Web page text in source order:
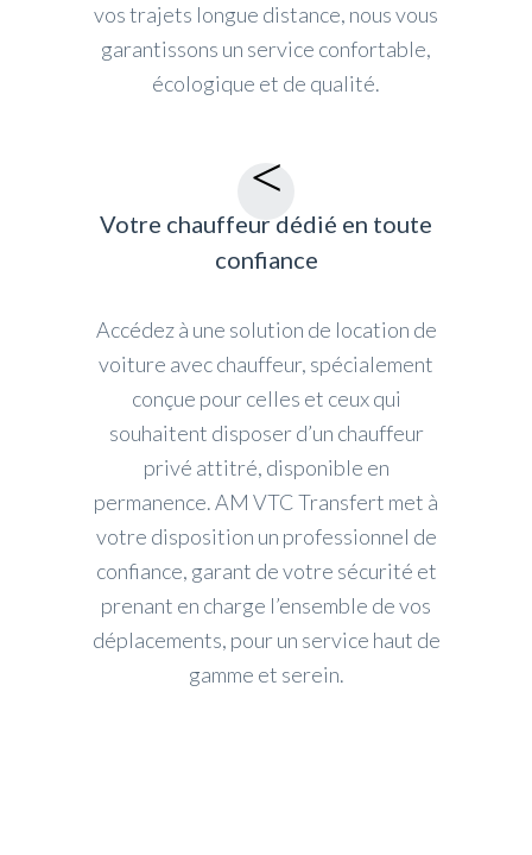
vos trajets longue distance, nous vous
garantissons un service confortable,
écologique et de qualité.
Votre chauffeur dédié en toute
confiance
Accédez à une solution de location de
voiture avec chauffeur, spécialement
conçue pour celles et ceux qui
souhaitent disposer d’un chauffeur
privé attitré, disponible en
permanence. AM VTC Transfert met à
votre disposition un professionnel de
confiance, garant de votre sécurité et
prenant en charge l’ensemble de vos
déplacements, pour un service haut de
gamme et serein.